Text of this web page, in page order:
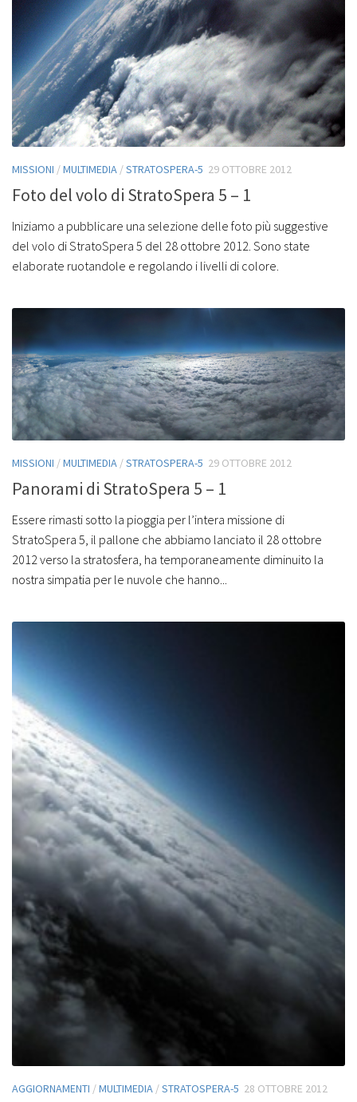
MISSIONI /MULTIMEDIA /STRATOSPERA-5 29 OTTOBRE 2012
Foto del volo di StratoSpera 5 – 1
Iniziamo a pubblicare una selezione delle foto più suggestive
del volo di StratoSpera 5 del 28 ottobre 2012. Sono state
elaborate ruotandole e regolando i livelli di colore.
MISSIONI /MULTIMEDIA /STRATOSPERA-5 29 OTTOBRE 2012
Panorami di StratoSpera 5 – 1
Essere rimasti sotto la pioggia per l’intera missione di
StratoSpera 5, il pallone che abbiamo lanciato il 28 ottobre
2012 verso la stratosfera, ha temporaneamente diminuito la
nostra simpatia per le nuvole che hanno...
AGGIORNAMENTI /MULTIMEDIA /STRATOSPERA-5 28 OTTOBRE 2012